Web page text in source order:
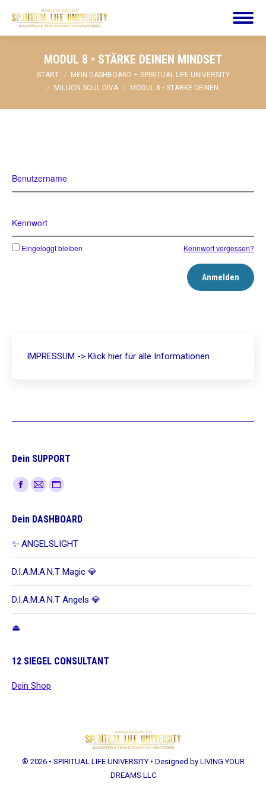
MODUL 8 • STÄRKE DEINEN MINDSET
Sie befinden sich hier:
START
MEIN DASHBOARD – SPIRITUAL LIFE UNIVERSITY
MILLION SOUL DIVA
MODUL 8 • STÄRKE DEINEN…
Benutzername
Kennwort
Eingeloggt bleiben Kennwort vergessen?
IMPRESSUM -> Klick hier für alle Informationen
Dein SUPPORT
Finden Sie uns auf:
Facebook
opens
window
E-
page
new
window
Website
opens
window
Dein DASHBOARD
✨ ANGELSLIGHT
D.I.A.M.A.N.T Magic 💎
D.I.A.M.A.N.T Angels 💎
⏏
12 SIEGEL CONSULTANT
Dein Shop
® 2026 • SPIRITUAL LIFE UNIVERSITY • Designed by LIVING YOUR
DREAMS LLC